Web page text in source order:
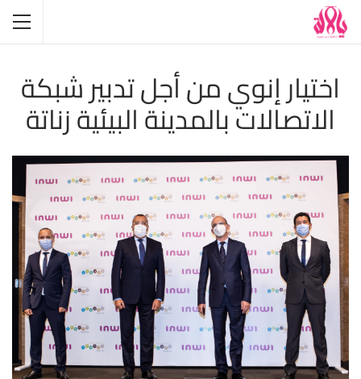
اختيار إنوي من أجل تدبير شبكة
الاتصالات بالمدينة البيئية زناتة